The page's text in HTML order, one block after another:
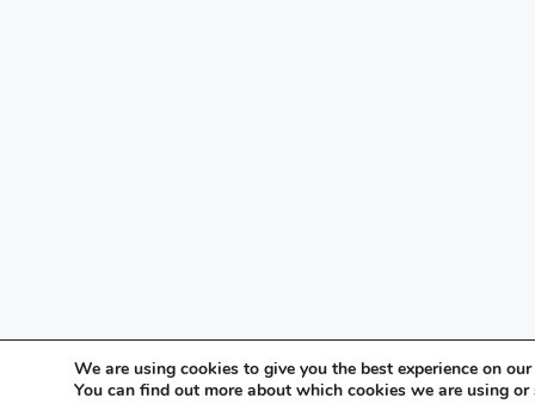
We are using cookies to give you the best experience on
You can find out more about which cookies we are using